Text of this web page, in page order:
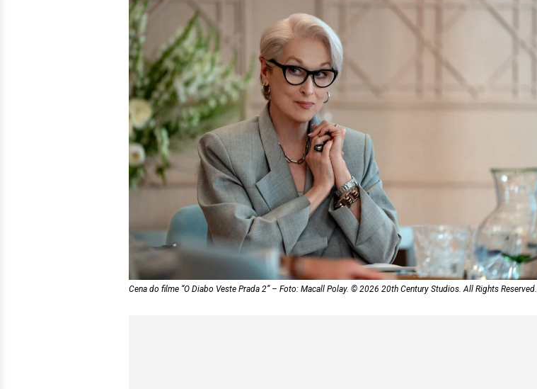
Cena do filme “O Diabo Veste Prada 2” – Foto: Macall Polay. © 2026 20th Century Studios. All Rights Reserved.